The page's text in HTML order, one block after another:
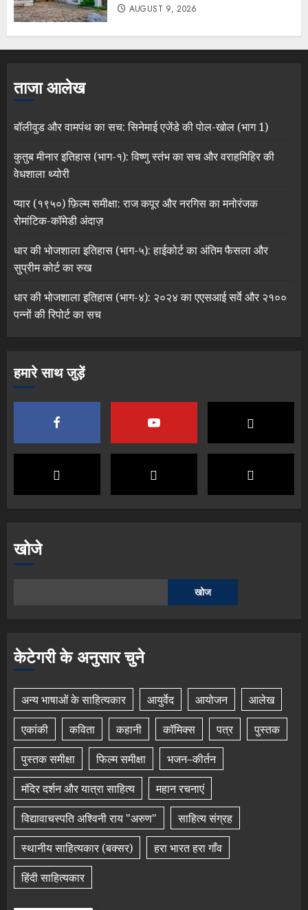
AUGUST 9, 2026
ताजा आलेख
बॉलीवुड और वामपंथ का सच: सिनेमाई एजेंडे की पोल-खोल (भाग 1)
कुतुब मीनार इतिहास (भाग-१): विष्णु स्तंभ का सच और वराहमिहिर की
वेधशाला थ्योरी
प्यार (१९५०) फ़िल्म समीक्षा: राज कपूर और नरगिस का मनोरंजक
रोमांटिक-कॉमेडी अंदाज़
धार की भोजशाला इतिहास (भाग-५): हाईकोर्ट का अंतिम फैसला और
सुप्रीम कोर्ट का रुख
धार की भोजशाला इतिहास (भाग-४): २०२४ का एएसआई सर्वे और २१००
पन्नों की रिपोर्ट का सच
हमारे साथ जुड़ें
खोजे
खोज
केटेगरी के अनुसार चुने
अन्य भाषाओं के साहित्यकार आयुर्वेद आयोजन
आलेख
एकांकी
कविता कहानी कॉमिक्स पत्र
पुस्तक
पुस्तक समीक्षा
फिल्म समीक्षा
भजन–कीर्तन
मंदिर दर्शन और यात्रा साहित्य
महान रचनाएं
विद्यावाचस्पति अश्विनी राय "अरुण"
साहित्य संग्रह
स्थानीय साहित्यकार (बक्सर)
हरा भारत हरा गाँव
हिंदी साहित्यकार